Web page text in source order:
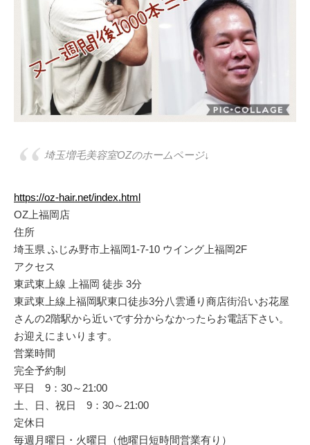
埼玉増毛美容室OZのホームページ↓
https://oz-hair.net/index.html
OZ上福岡店
住所
埼玉県 ふじみ野市上福岡1-7-10 ウイング上福岡2F
アクセス
東武東上線 上福岡 徒歩 3分
東武東上線上福岡駅東口徒歩3分八雲通り商店街沿いお花屋
さんの2階駅から近いです分からなかったらお電話下さい。
お迎えにまいります。
営業時間
完全予約制
平日 9：30～21:00
土、日、祝日 9：30～21:00
定休日
毎週月曜日・火曜日（他曜日短時間営業有り）